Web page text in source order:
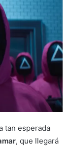
tan esperada
, que llegará